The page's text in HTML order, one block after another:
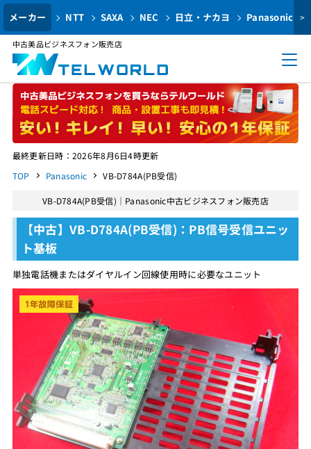
メーカー NTT SAXA NEC 日立・ナカヨ Panasonic >
中古美品ビジネスフォン販売店
最終更新日時：2026年8月6日4時更新
TOP
Panasonic VB-D784A(PB受信)
VB-D784A(PB受信)｜Panasonic中古ビジネスフォン販売店
【中古】VB-D784A(PB受信)：PB信号受信ユニッ
ト基板
単独電話機またはダイヤルイン回線使用時に必要なユニット